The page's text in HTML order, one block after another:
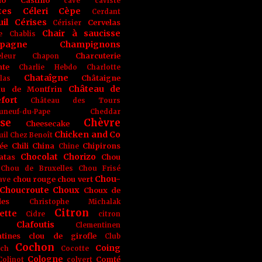
Céleri Cèpe Cerdant
Cérises Cérisier Cervelas
Chablis
Chair à saucisse
Champignons
Chapon
Charcuterie
Charlie Hebdo
Charlotte
Chataîgne
Châtaigne
de Montfrin
Château de
Château des Tours
du-Pape
Cheddar
Cheesecake Chèvre
Chez Benoît Chicken and Co
Chili China Chine Chipirons
Chocolat Chorizo Chou
Chou de Bruxelles
Chou Frisé
chou rouge chou vert Chou-
Choux Choux de
Christophe Michalak
Cidre Citron citron
Clafoutis Clementinen
clou de girofle
Club
Cochon Cocotte Coing
Cologne colvert Comté